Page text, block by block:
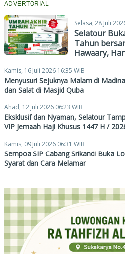
ADVERTORIAL
Selasa, 28 Juli
Selatour
Tahun
Hawaary,
Kamis, 16 Juli 2026 16:35 WIB
Menyusuri Sejuknya Malam di
dan Salat di Masjid Quba
Ahad, 12 Juli 2026 06:23 WIB
Eksklusif dan Nyaman, Selatour
VIP Jemaah Haji Khusus 1447 H /
Kamis, 09 Juli 2026 06:31 WIB
Sempoa SIP Cabang Srikandi Buka
Syarat dan Cara Melamar